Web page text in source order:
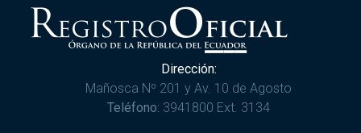
Dirección:
Mañosca Nº 201 y Av. 10 de Agosto
Teléfono: 3941800 Ext. 3134